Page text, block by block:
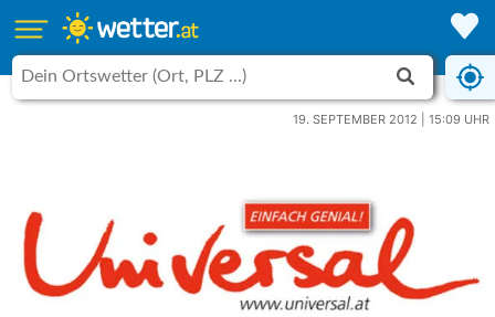
19. SEPTEMBER 2012 | 15:09 UHR